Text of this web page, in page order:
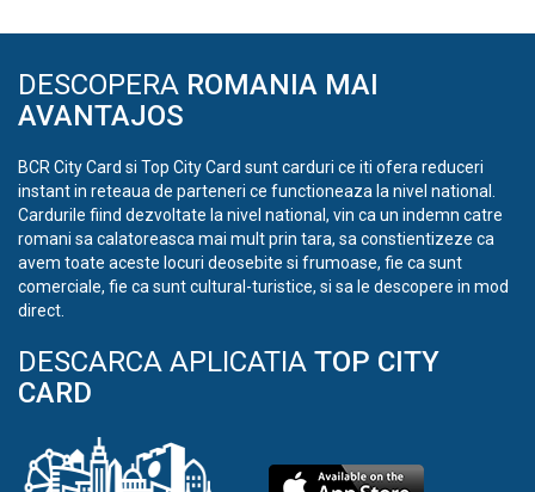
DESCOPERA ROMANIA MAI
AVANTAJOS
BCR City Card si Top City Card sunt carduri ce iti ofera reduceri
instant in reteaua de parteneri ce functioneaza la nivel national.
Cardurile fiind dezvoltate la nivel national, vin ca un indemn catre
romani sa calatoreasca mai mult prin tara, sa constientizeze ca
avem toate aceste locuri deosebite si frumoase, fie ca sunt
comerciale, fie ca sunt cultural-turistice, si sa le descopere in mod
direct.
DESCARCA APLICATIA TOP CITY
CARD